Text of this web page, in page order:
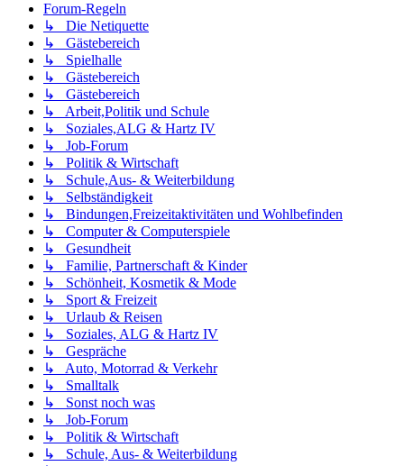
Forum-Regeln
↳ Die Netiquette
↳ Gästebereich
↳ Spielhalle
↳ Gästebereich
↳ Gästebereich
↳ Arbeit,Politik und Schule
↳ Soziales,ALG & Hartz IV
↳ Job-Forum
↳ Politik & Wirtschaft
↳ Schule,Aus- & Weiterbildung
↳ Selbständigkeit
↳ Bindungen,Freizeitaktivitäten und Wohlbefinden
↳ Computer & Computerspiele
↳ Gesundheit
↳ Familie, Partnerschaft & Kinder
↳ Schönheit, Kosmetik & Mode
↳ Sport & Freizeit
↳ Urlaub & Reisen
↳ Soziales, ALG & Hartz IV
↳ Gespräche
↳ Auto, Motorrad & Verkehr
↳ Smalltalk
↳ Sonst noch was
↳ Job-Forum
↳ Politik & Wirtschaft
↳ Schule, Aus- & Weiterbildung